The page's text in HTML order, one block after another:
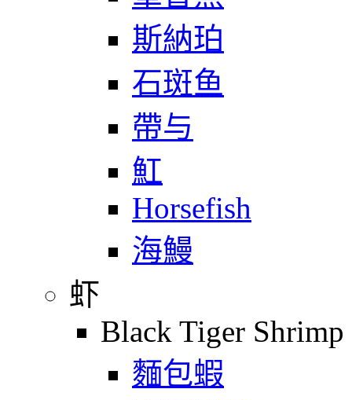
斯納珀
石斑鱼
帶与
魟
Horsefish
海鰻
虾
Black Tiger Shrimp
麵包蝦